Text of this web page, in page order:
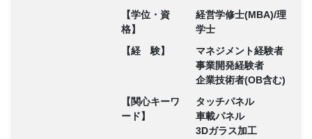
【学位・資
格】
経営学修士(MBA)/理
学士
【経 験】
マネジメント経験者
事業開発経験者
企業技術者(OB含む)
【関心キーワ
ード】
タッチパネル
車載パネル
3Dガラス加工